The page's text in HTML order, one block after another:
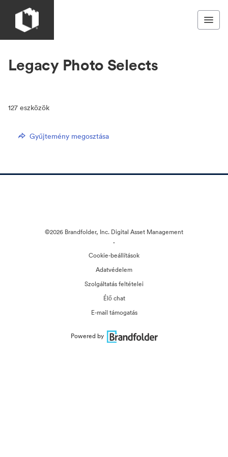
Legacy Photo Selects
127 eszközök
Gyűjtemény megosztása
©2026 Brandfolder, Inc. Digital Asset Management
·
Cookie-beállítások
Adatvédelem
Szolgáltatás feltételei
Élő chat
E-mail támogatás
Powered by